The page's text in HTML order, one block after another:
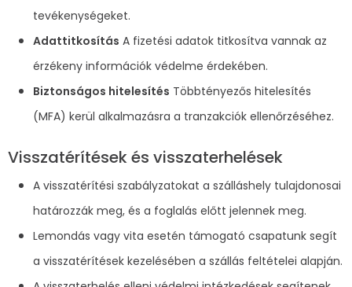
tevékenységeket.
Adattitkosítás A fizetési adatok titkosítva vannak az
érzékeny információk védelme érdekében.
Biztonságos hitelesítés Többtényezős hitelesítés
(MFA) kerül alkalmazásra a tranzakciók ellenőrzéséhez.
Visszatérítések és visszaterhelések
A visszatérítési szabályzatokat a szálláshely tulajdonosai
határozzák meg, és a foglalás előtt jelennek meg.
Lemondás vagy vita esetén támogató csapatunk segít
a visszatérítések kezelésében a szállás feltételei alapján.